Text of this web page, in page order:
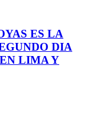
ES LA
DIA
LIMA Y